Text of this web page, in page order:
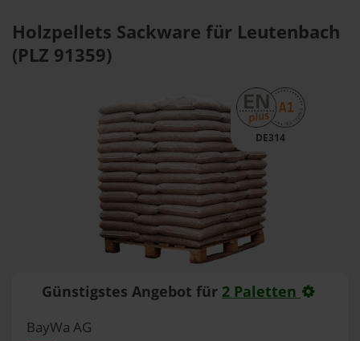
Holzpellets Sackware für Leutenbach
(PLZ 91359)
DE314
Günstigstes Angebot für 2 Paletten
BayWa AG